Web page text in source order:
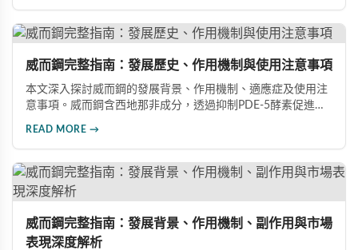
威而鋼完整指南：發展歷史、作用機制與使用注意事項
本文深入探討威而鋼的發展背景、作用機制、適應症及使用注
意事項。威而鋼含西地那非成分，透過抑制PDE-5酵素促進血
READ MORE →
威而鋼完整指南：發展背景、作用機制、副作用與市場
表現深度解析